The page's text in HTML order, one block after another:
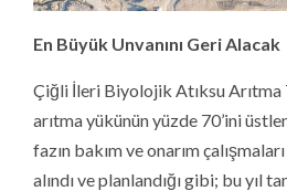
En Büyük Unvanını Geri Alacak
Çiğli İleri Biyolojik Atıksu Arıtma
arıtma yükünün yüzde 70’ini
fazın bakım ve onarım
alındı ve planlandığı gibi; bu yıl